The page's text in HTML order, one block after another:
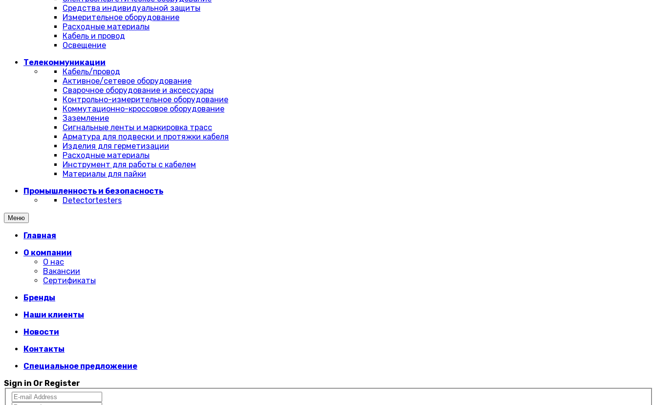
Средства индивидуальной защиты
Измерительное оборудование
Расходные материалы
Кабель и провод
Освещение
Телекоммуникации
Кабель/провод
Активное/сетевое оборудование
Сварочное оборудование и аксессуары
Контрольно-измерительное оборудование
Коммутационно-кроссовое оборудование
Заземление
Сигнальные ленты и маркировка трасс
Арматура для подвески и протяжки кабеля
Изделия для герметизации
Расходные материалы
Инструмент для работы с кабелем
Материалы для пайки
Промышленность и безопасность
Detectortesters
Меню
Главная
О компании
О нас
Вакансии
Сертификаты
Бренды
Наши клиенты
Новости
Контакты
Специальное предложение
Sign in Or Register